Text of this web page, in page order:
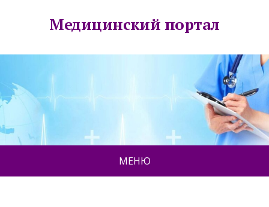
Медицинский портал
МЕНЮ